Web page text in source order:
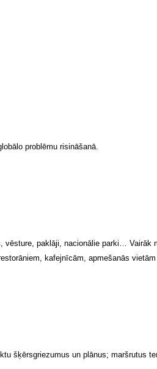
problēmu risināšanā.
paklāji, nacionālie parki…
kafejnīcām, apmešanās
šķērsgriezumus un plānus; maršrutus